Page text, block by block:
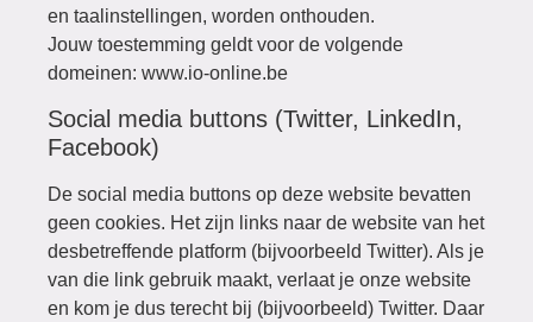
en taalinstellingen, worden onthouden.
Jouw toestemming geldt voor de volgende
domeinen: www.io-online.be
Social media buttons (Twitter, LinkedIn,
Facebook)
De social media buttons op deze website bevatten
geen cookies. Het zijn links naar de website van het
desbetreffende platform (bijvoorbeeld Twitter). Als je
van die link gebruik maakt, verlaat je onze website
en kom je dus terecht bij (bijvoorbeeld) Twitter. Daar